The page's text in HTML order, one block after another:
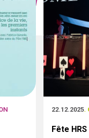
22.12.2025.
Fête